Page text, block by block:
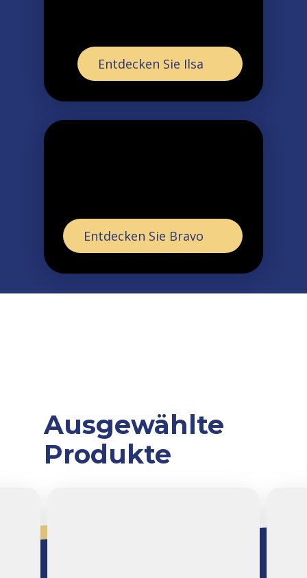
Entdecken Sie Ilsa
Entdecken Sie Bravo
Ausgewählte
Produkte